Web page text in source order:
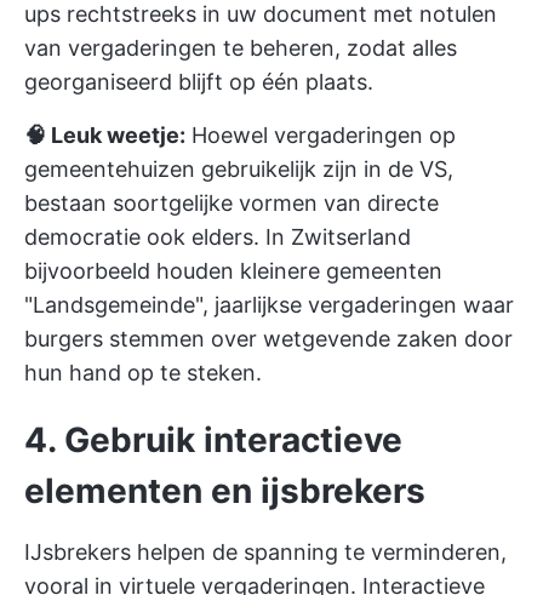
ups rechtstreeks in uw document met notulen
van vergaderingen te beheren, zodat alles
georganiseerd blijft op één plaats.
🧠 Leuk weetje: Hoewel vergaderingen op
gemeentehuizen gebruikelijk zijn in de VS,
bestaan soortgelijke vormen van directe
democratie ook elders. In Zwitserland
bijvoorbeeld houden kleinere gemeenten
"Landsgemeinde", jaarlijkse vergaderingen waar
burgers stemmen over wetgevende zaken door
hun hand op te steken.
4. Gebruik interactieve
elementen en ijsbrekers
IJsbrekers helpen de spanning te verminderen,
vooral in virtuele vergaderingen. Interactieve